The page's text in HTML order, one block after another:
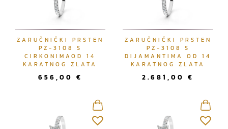
ZARUČNIČKI PRSTEN
PZ-3108 S
CIRKONIMAOD 14
KARATNOG ZLATA
656,00 €
ZARUČNIČKI PRSTEN
PZ-3108 S
DIJAMANTIMA OD 14
KARATNOG ZLATA
2.681,00 €